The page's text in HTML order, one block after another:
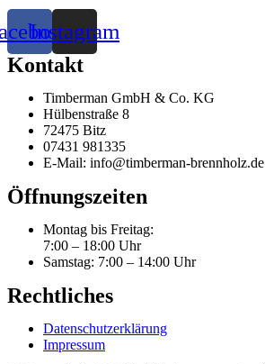
Instagram
Kontakt
Timberman GmbH & Co. KG
Hülbenstraße 8
72475 Bitz
07431 981335
E-Mail: info@timberman-brennholz.de
Öffnungszeiten
Montag bis Freitag:
7:00 – 18:00 Uhr
Samstag: 7:00 – 14:00 Uhr
Rechtliches
Datenschutzerklärung
Impressum